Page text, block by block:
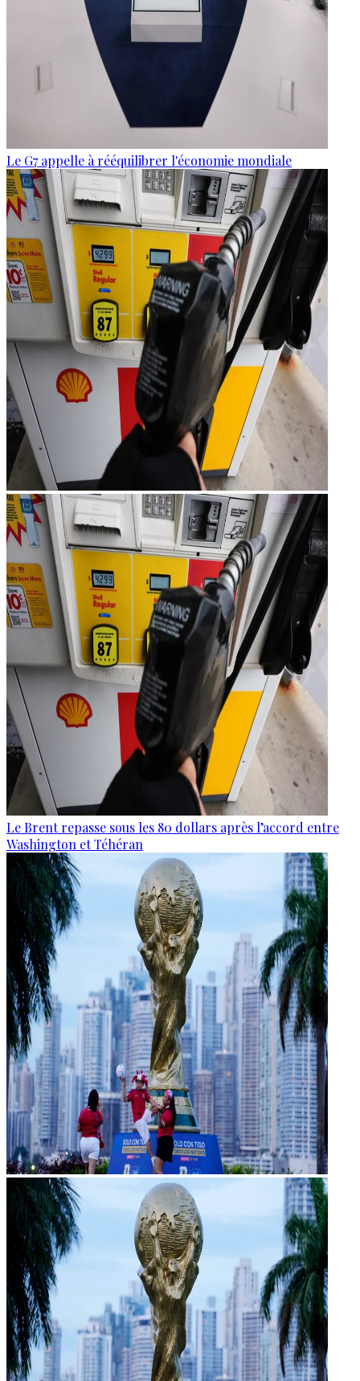
Le G7 appelle à rééquilibrer l'économie mondiale
Le Brent repasse sous les 80 dollars après l’accord entre
Washington et Téhéran